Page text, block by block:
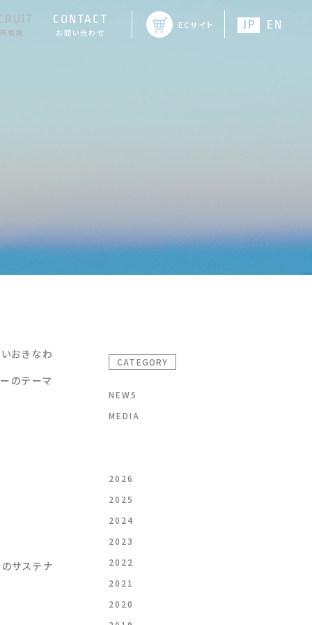
情報
CONTACT
お問い合わせ
ECサイト JP EN
おきなわ
のテーマ
サステナ
CATEGORY
NEWS
MEDIA
2026
2025
2024
2023
2022
2021
2020